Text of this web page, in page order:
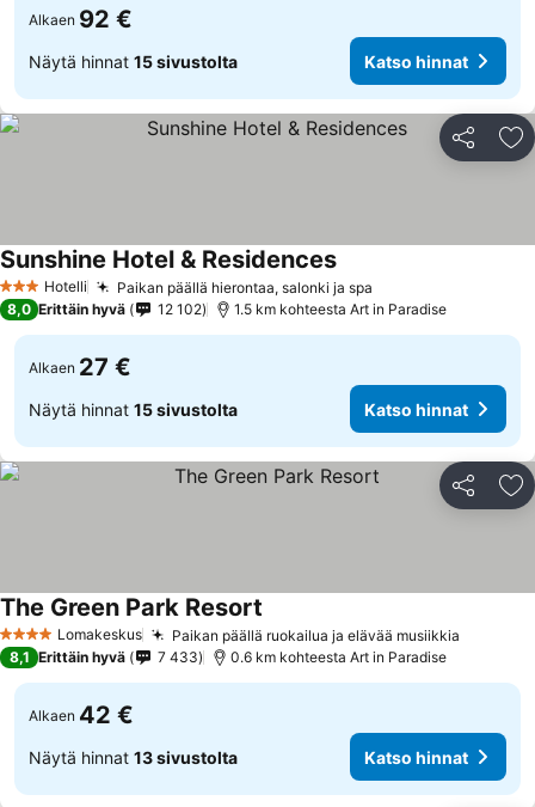
Alkaen 92 €
Näytä hinnat 15 sivustolta Katso hinnat
Jaa
3 Tähtiluokitus
Hotelli Paikan päällä hierontaa, salonki ja spa
Sunshine Hotel & Residences
8,0 Erittäin hyvä 12 102 1.5 km kohteesta Art in Paradise
Alkaen 27 €
Näytä hinnat 15 sivustolta Katso hinnat
Jaa
4 TähtiluokitusLomakeskus Paikan päällä ruokailua ja elävää musiikkia
The Green Park Resort
8,1 Erittäin hyvä 7 433 0.6 km kohteesta Art in Paradise
Alkaen 42 €
Näytä hinnat 13 sivustolta Katso hinnat